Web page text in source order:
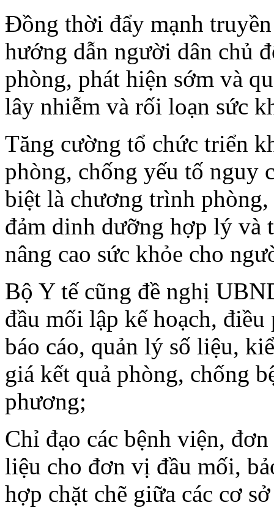
Đồng thời đẩy mạnh
hướng dẫn người dân chủ
phòng, phát hiện sớm và
lây nhiễm và rối loạn sức
Tăng cường tổ chức triển
phòng, chống yếu tố nguy
biệt là chương trình
đảm dinh dưỡng hợp lý và
nâng cao sức khỏe cho
Bộ Y tế cũng đề nghị
đầu mối lập kế hoạch,
báo cáo, quản lý số liệu,
giá kết quả phòng, chống
phương;
Chỉ đạo các bệnh viện,
liệu cho đơn vị đầu mối,
hợp chặt chẽ giữa các cơ